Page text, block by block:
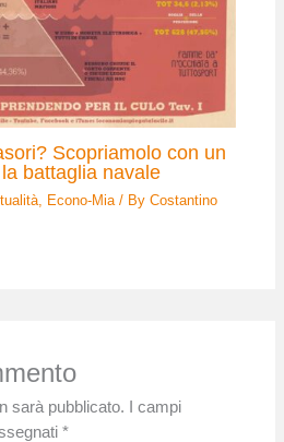
Scopriamolo con un
battaglia navale
Econo-Mia / ByCostantino
sarà pubblicato.
I campi
*